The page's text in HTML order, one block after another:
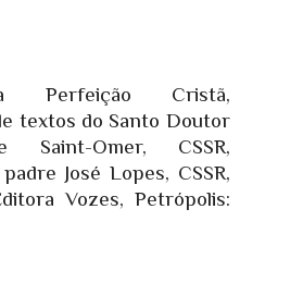
Perfeição Cristã,
textos do Santo Doutor
Saint-Omer, CSSR,
José Lopes, CSSR,
Vozes, Petrópolis: